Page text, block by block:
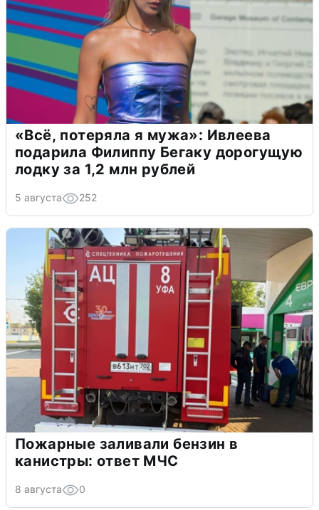
«Всё, потеряла я мужа»: Ивлеева
подарила Филиппу Бегаку дорогущую
лодку за 1,2 млн рублей
5 августа 252
Пожарные заливали бензин в
канистры: ответ МЧС
8 августа 0